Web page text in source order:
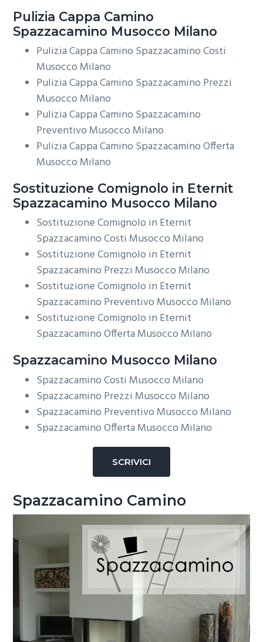
Pulizia Cappa Camino
Spazzacamino Musocco Milano
Pulizia Cappa Camino Spazzacamino Costi
Musocco Milano
Pulizia Cappa Camino Spazzacamino Prezzi
Musocco Milano
Pulizia Cappa Camino Spazzacamino
Preventivo Musocco Milano
Pulizia Cappa Camino Spazzacamino Offerta
Musocco Milano
Sostituzione Comignolo in Eternit
Spazzacamino Musocco Milano
Sostituzione Comignolo in Eternit
Spazzacamino Costi Musocco Milano
Sostituzione Comignolo in Eternit
Spazzacamino Prezzi Musocco Milano
Sostituzione Comignolo in Eternit
Spazzacamino Preventivo Musocco Milano
Sostituzione Comignolo in Eternit
Spazzacamino Offerta Musocco Milano
Spazzacamino Musocco Milano
Spazzacamino Costi Musocco Milano
Spazzacamino Prezzi Musocco Milano
Spazzacamino Preventivo Musocco Milano
Spazzacamino Offerta Musocco Milano
SCRIVICI
Spazzacamino Camino